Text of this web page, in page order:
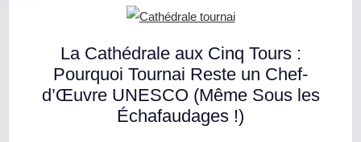
La Cathédrale aux Cinq Tours :
Pourquoi Tournai Reste un Chef-
d’Œuvre UNESCO (Même Sous les
Échafaudages !)